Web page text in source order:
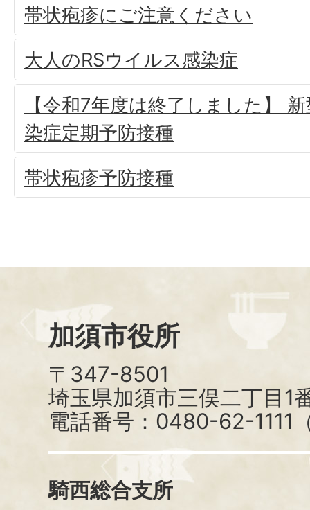
帯状疱疹にご注意ください
大人のRSウイルス感染症
【令和7年度は終了しました】
染症定期予防接種
帯状疱疹予防接種
加須市役所
〒347-8501
埼玉県加須市三俣二丁目1
電話番号：0480-62-1111
騎西総合支所